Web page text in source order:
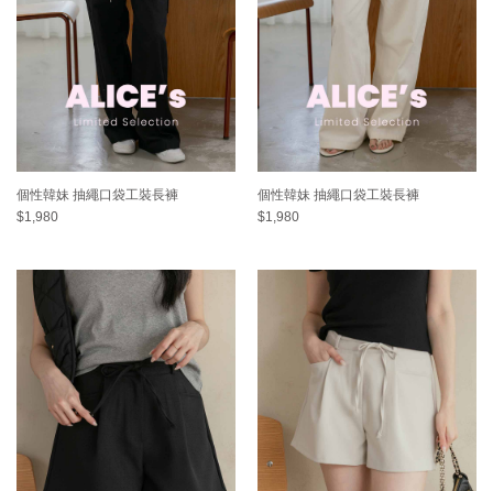
個性韓妹 抽繩口袋工裝長褲
$1,980
個性韓妹 抽繩口袋工裝長褲
$1,980